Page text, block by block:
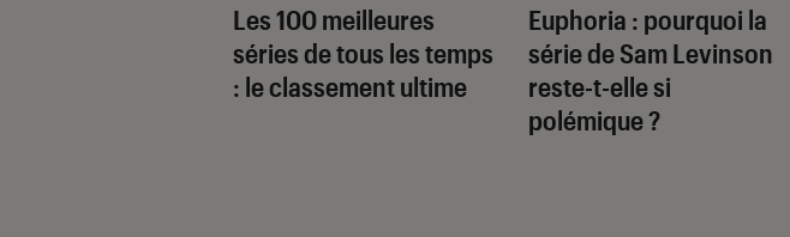
Les 100 meilleures
séries de tous les temps
: le classement ultime
Euphoria : pourquoi la
série de Sam Levinson
reste-t-elle si
polémique ?